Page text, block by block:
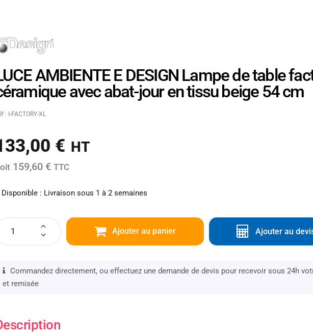
AMBIENTE E DESIGN Lampe de table
avec abat-jour en tissu beige 54 cm
: I-FACTORY-XL
€ HT
159,60 € TTC
: Livraison sous 1 à 2 semaines
Ajouter au panier Ajouter au
Commandez directement, ou effectuez une demande de devis pour recevoir sous 24h
et remisée